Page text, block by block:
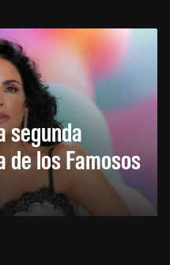
segunda
de los Famosos